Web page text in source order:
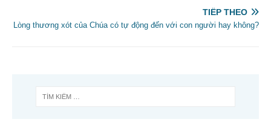
TIẾP THEO
Lòng thương xót của Chúa có tự động đến với con người hay không?